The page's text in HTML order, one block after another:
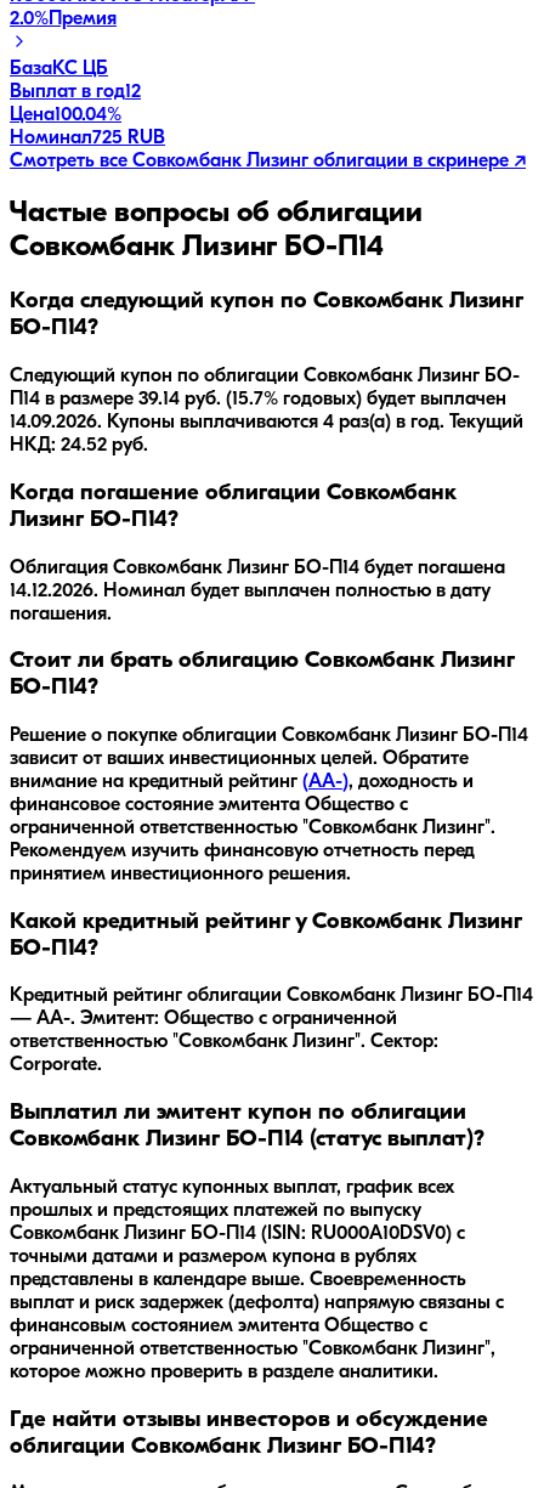
2.0%Премия
БазаКС ЦБ
Выплат в год12
Цена100.04%
Номинал725 RUB
Смотреть все Совкомбанк Лизинг облигации в скринере ↗
Частые вопросы об облигации
Совкомбанк Лизинг БО-П14
Когда следующий купон по Совкомбанк Лизинг
БО-П14?
Следующий купон по облигации Совкомбанк Лизинг БО-
П14 в размере 39.14 руб. (15.7% годовых) будет выплачен
14.09.2026. Купоны выплачиваются 4 раз(а) в год. Текущий
НКД: 24.52 руб.
Когда погашение облигации Совкомбанк
Лизинг БО-П14?
Облигация Совкомбанк Лизинг БО-П14 будет погашена
14.12.2026. Номинал будет выплачен полностью в дату
погашения.
Стоит ли брать облигацию Совкомбанк Лизинг
БО-П14?
Решение о покупке облигации Совкомбанк Лизинг БО-П14
зависит от ваших инвестиционных целей. Обратите
внимание на кредитный рейтинг (AA-), доходность и
финансовое состояние эмитента Общество с
ограниченной ответственностью "Совкомбанк Лизинг".
Рекомендуем изучить финансовую отчетность перед
принятием инвестиционного решения.
Какой кредитный рейтинг у Совкомбанк Лизинг
БО-П14?
Кредитный рейтинг облигации Совкомбанк Лизинг БО-П14
— AA-. Эмитент: Общество с ограниченной
ответственностью "Совкомбанк Лизинг". Сектор:
Corporate.
Выплатил ли эмитент купон по облигации
Совкомбанк Лизинг БО-П14 (статус выплат)?
Актуальный статус купонных выплат, график всех
прошлых и предстоящих платежей по выпуску
Совкомбанк Лизинг БО-П14 (ISIN: RU000A10DSV0) с
точными датами и размером купона в рублях
представлены в календаре выше. Своевременность
выплат и риск задержек (дефолта) напрямую связаны с
финансовым состоянием эмитента Общество с
ограниченной ответственностью "Совкомбанк Лизинг",
которое можно проверить в разделе аналитики.
Где найти отзывы инвесторов и обсуждение
облигации Совкомбанк Лизинг БО-П14?